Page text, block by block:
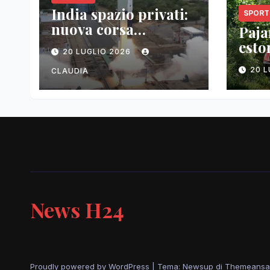
India spazio privati:
nuova corsa
tecnologica
20 LUGLIO 2026
CLAUDIA
SPORT
20
News H24
Proudly powered by WordPress Tema: Newsup di